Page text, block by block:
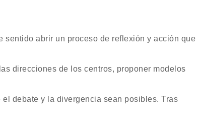
sentido abrir un proceso de reflexión y acción que
direcciones de los centros, proponer modelos
debate y la divergencia sean posibles. Tras